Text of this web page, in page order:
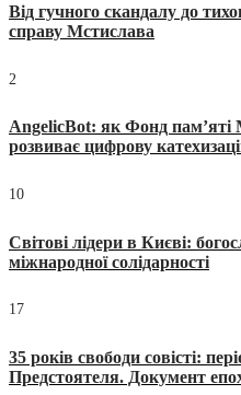
Від гучного скандалу до
справу Мстислава
2
AngelicBot: як Фонд
розвиває цифрову
10
Світові лідери в Києві:
міжнародної солідарності
17
35 років свободи совісті:
Предстоятеля. Документ